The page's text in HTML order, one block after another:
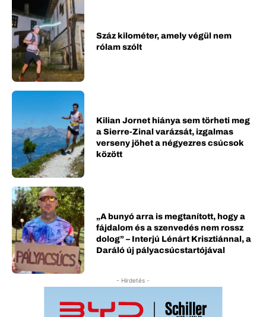
Száz kilométer, amely végül nem
rólam szólt
Kilian Jornet hiánya sem törheti meg
a Sierre-Zinal varázsát, izgalmas
verseny jöhet a négyezres csúcsok
között
„A bunyó arra is megtanított, hogy a
fájdalom és a szenvedés nem rossz
dolog” – Interjú Lénárt Krisztiánnal, a
Daráló új pályacsúcstartójával
- Hirdetés -